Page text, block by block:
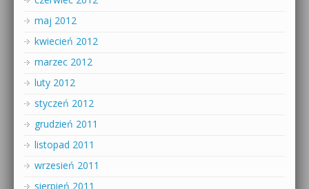
maj 2012
kwiecień 2012
marzec 2012
luty 2012
styczeń 2012
grudzień 2011
listopad 2011
wrzesień 2011
sierpień 2011